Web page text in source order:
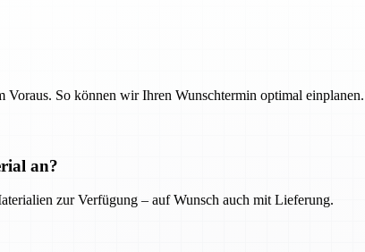
So können wir Ihren Wunschtermin optimal einplanen.
an?
zur Verfügung – auf Wunsch auch mit Lieferung.